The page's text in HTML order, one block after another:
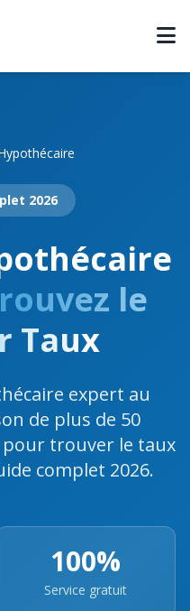
2026
le
Taux
expert au
de plus de 50
trouver le taux
complet 2026.
100%
Service gratuit